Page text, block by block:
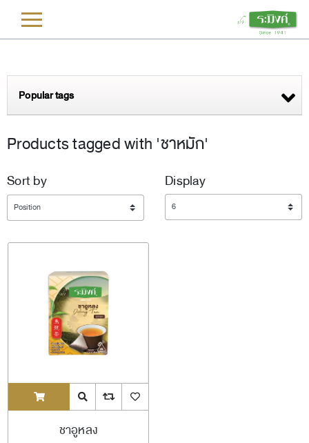
Popular tags
Products tagged with 'ชาหมัก'
Sort by
Display
Display
ADDTOCART Quick ViewAddToCompareList
AddToWishlist
ชาอูหลง